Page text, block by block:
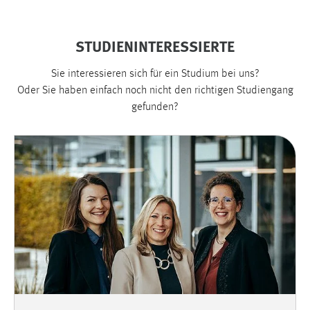
STUDIENINTERESSIERTE
Sie interessieren sich für ein Studium bei uns?
Oder Sie haben einfach noch nicht den richtigen Studiengang
gefunden?
Max. 13 Monate
MARKETING
verwendet, um personalisierte Werbung anzuzeigen.
Sie tun dies, indem sie Besucher über Websites
hinweg verfolgen.
Google Ads
Name:
_gcl_au
Google Ireland Limited